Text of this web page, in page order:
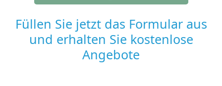
Füllen Sie jetzt das Formular aus
und erhalten Sie kostenlose
Angebote